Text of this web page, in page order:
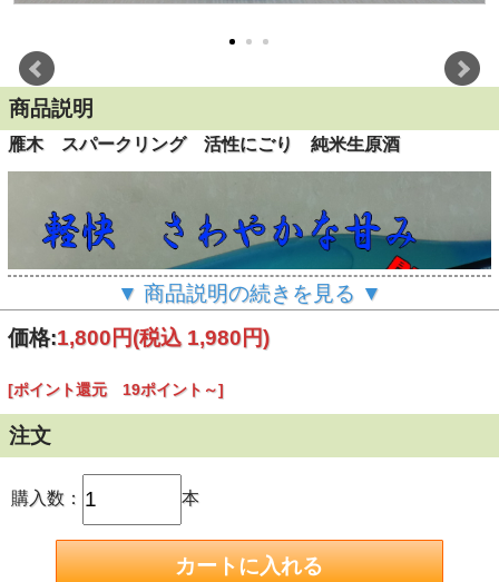
商品説明
雁木 スパークリング 活性にごり 純米生原酒
軽快スパークリング さわやかな甘み
山田錦６０％精白 純米１４度原酒 発泡にごり
爽やかで心地よい飲み口
▼ 商品説明の続きを見る ▼
価格:1,800円(税込 1,980円)
[ポイント還元 19ポイント～]
注文
購入数： 本